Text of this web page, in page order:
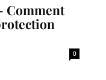
Comment
0